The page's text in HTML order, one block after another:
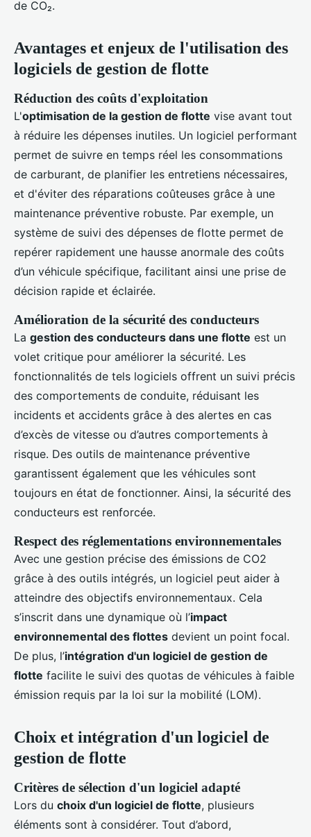
de CO₂.
Avantages et enjeux de l'utilisation des
logiciels de gestion de flotte
Réduction des coûts d'exploitation
L'optimisation de la gestion de flotte vise avant tout
à réduire les dépenses inutiles. Un logiciel performant
permet de suivre en temps réel les consommations
de carburant, de planifier les entretiens nécessaires,
et d'éviter des réparations coûteuses grâce à une
maintenance préventive robuste. Par exemple, un
système de suivi des dépenses de flotte permet de
repérer rapidement une hausse anormale des coûts
d’un véhicule spécifique, facilitant ainsi une prise de
décision rapide et éclairée.
Amélioration de la sécurité des conducteurs
La gestion des conducteurs dans une flotte est un
volet critique pour améliorer la sécurité. Les
fonctionnalités de tels logiciels offrent un suivi précis
des comportements de conduite, réduisant les
incidents et accidents grâce à des alertes en cas
d’excès de vitesse ou d’autres comportements à
risque. Des outils de maintenance préventive
garantissent également que les véhicules sont
toujours en état de fonctionner. Ainsi, la sécurité des
conducteurs est renforcée.
Respect des réglementations environnementales
Avec une gestion précise des émissions de CO2
grâce à des outils intégrés, un logiciel peut aider à
atteindre des objectifs environnementaux. Cela
s’inscrit dans une dynamique où l’impact
environnemental des flottes devient un point focal.
De plus, l’intégration d'un logiciel de gestion de
flotte facilite le suivi des quotas de véhicules à faible
émission requis par la loi sur la mobilité (LOM).
Choix et intégration d'un logiciel de
gestion de flotte
Critères de sélection d'un logiciel adapté
Lors du choix d'un logiciel de flotte, plusieurs
éléments sont à considérer. Tout d’abord,